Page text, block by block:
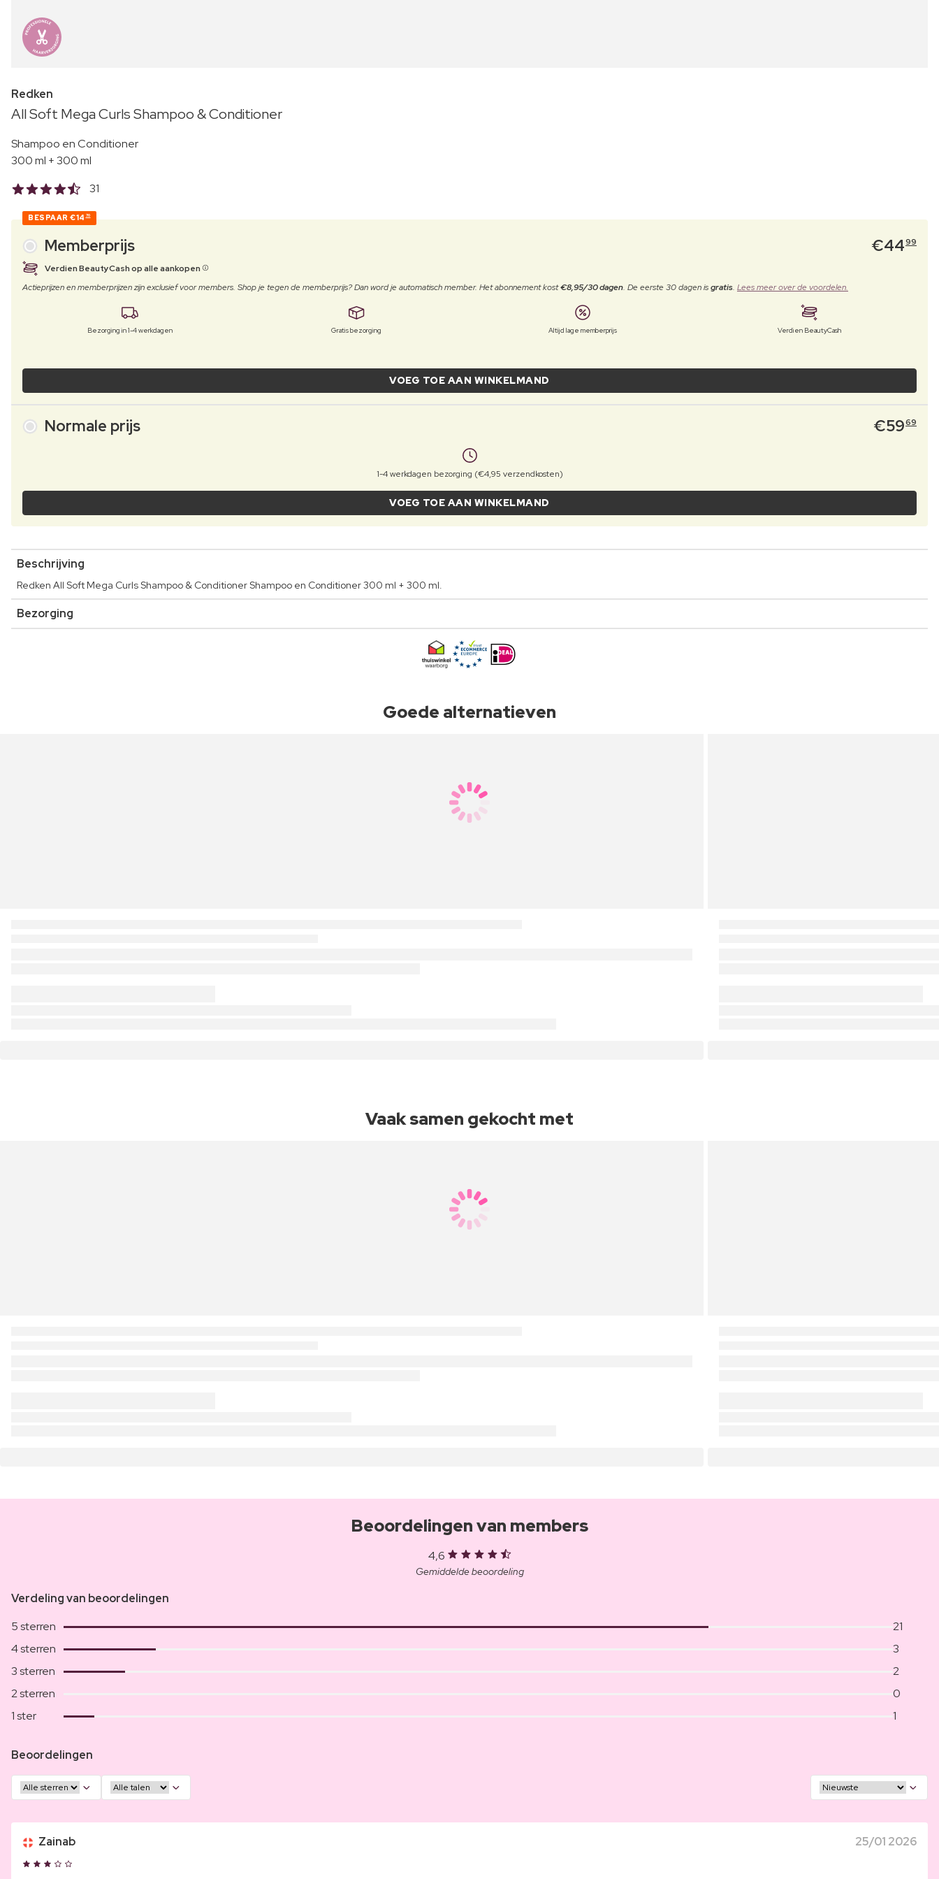
Redken
All Soft Mega Curls Shampoo & Conditioner
Shampoo en Conditioner
300 ml + 300 ml
31
BESPAAR €14 70
Memberprijs €4499
Verdien BeautyCash op alle aankopen
Actieprijzen en memberprijzen zijn exclusief voor members. Shop je tegen de memberprijs? Dan word je automatisch member. Het abonnement kost€8,95/30 dagen. De eerste 30 dagen isgratis. Lees meer over de voordelen.
Bezorging in 1-4 werkdagen Gratis bezorging Altijd lage memberprijs Verdien BeautyCash
VOEG TOE AAN WINKELMAND
Normale prijs €5969
1-4 werkdagen bezorging (€4,95 verzendkosten)
VOEG TOE AAN WINKELMAND
Beschrijving
Redken All Soft Mega Curls Shampoo & Conditioner Shampoo en Conditioner 300 ml + 300 ml.
Bezorging
Goede alternatieven
Vaak samen gekocht met
Beoordelingen van members
4,6
Gemiddelde beoordeling
Verdeling van beoordelingen
5 sterren
21
4 sterren
3
3 sterren
2
2 sterren
0
1 ster
1
Beoordelingen
Zainab 25/01 2026